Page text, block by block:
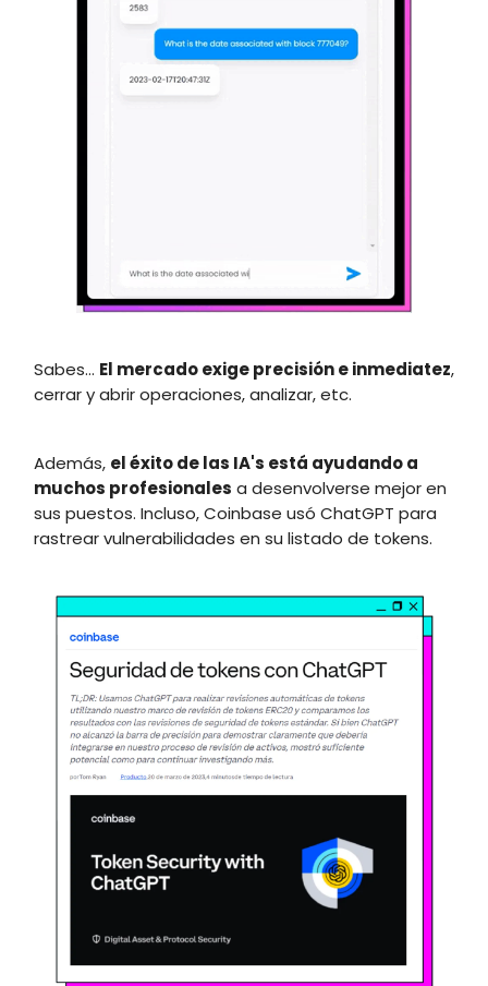
Sabes... El mercado exige precisión e inmediatez,
cerrar y abrir operaciones, analizar, etc.
Además, el éxito de las IA's está ayudando a
muchos profesionales a desenvolverse mejor en
sus puestos. Incluso, Coinbase usó ChatGPT para
rastrear vulnerabilidades en su listado de tokens.